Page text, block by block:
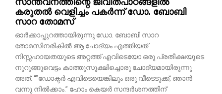
സാന്ത്വനത്തിന്റെ ജീവിതപാഠങ്ങളിൽ
കരുതൽ വെളിച്ചം പകർന്ന്‌ ഡോ. ബോബി
സാറ തോമസ്‌
ഓർക്കാപ്പുറത്തായിരുന്നു ഡോ. ബോബി സാറ
തോമസിനരികിൽ ആ ചോദ്യം എത്തിയത്.
നിസ്സഹായതയുടെ അറ്റത്ത് എവിടെയോ ഒരു പ്രതീക്ഷയുടെ
നുറുങ്ങുവെട്ടം കാത്തുസൂക്ഷിച്ചൊരു ചോദ്യമായിരുന്നു
അത്. “”ഡോക്ടർ എവിടെയെങ്കിലും ഒരു വീടെടുക്ക്, ഞാൻ
വന്നു നിൽക്കാം.” ഹോം കെയർ സന്ദർശനത്തിന്